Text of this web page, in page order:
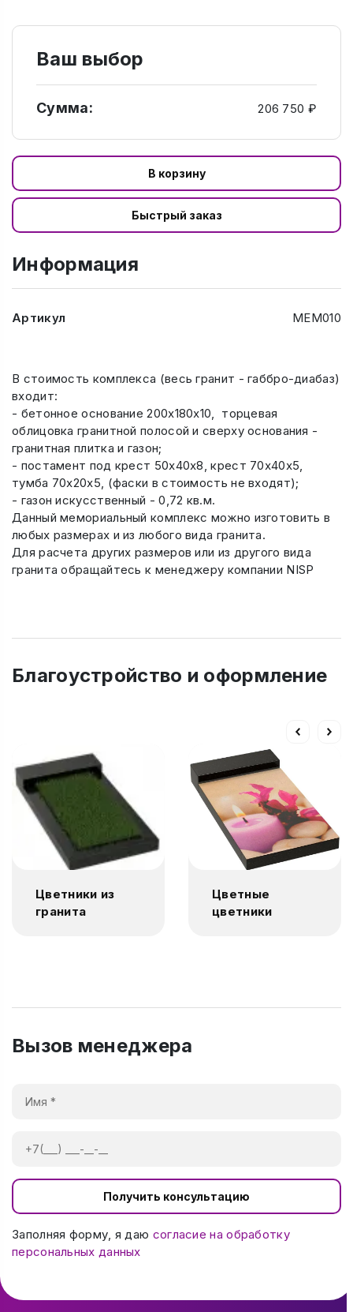
Ваш выбор
Сумма: 206 750 ₽
В корзину
Быстрый заказ
Информация
Артикул МЕМ010
В стоимость комплекса (весь гранит - габбро-диабаз)
входит:
- бетонное основание 200х180х10, торцевая
облицовка гранитной полосой и сверху основания -
гранитная плитка и газон;
- постамент под крест 50х40х8, крест 70х40х5,
тумба 70х20х5, (фаски в стоимость не входят);
- газон искусственный - 0,72 кв.м.
Данный мемориальный комплекс можно изготовить в
любых размерах и из любого вида гранита.
Для расчета других размеров или из другого вида
гранита обращайтесь к менеджеру компании NISP
Благоустройство и оформление
Цветники из
гранита
Цветные
цветники
Вызов менеджера
Получить консультацию
Заполняя форму, я даю согласие на обработку
персональных данных